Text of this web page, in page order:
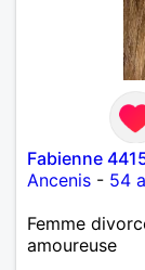
Fabienne
Ancenis - 54
Femme
amoureuse